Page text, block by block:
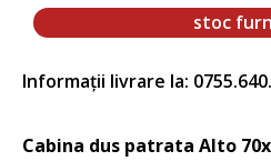
stoc
Informații livrare la:
Cabina dus patrata Alto